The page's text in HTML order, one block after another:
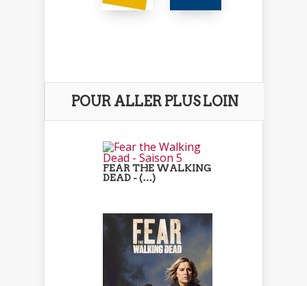
POUR ALLER PLUS LOIN
FEAR THE WALKING
DEAD - (…)